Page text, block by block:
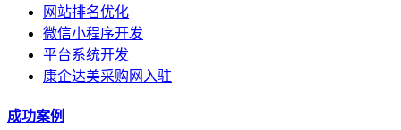
网站排名优化
微信小程序开发
平台系统开发
康企达美采购网入驻
成功案例